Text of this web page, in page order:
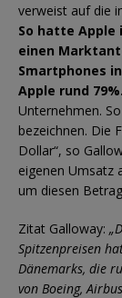
verweist auf die
So hatte Apple
einen
Smartphones
Apple rund 79%.
Unternehmen.
bezeichnen. Die
Dollar“, so
eigenen Umsatz
um diesen
Zitat Galloway:
Spitzenpreisen
Dänemarks, die
von Boeing,